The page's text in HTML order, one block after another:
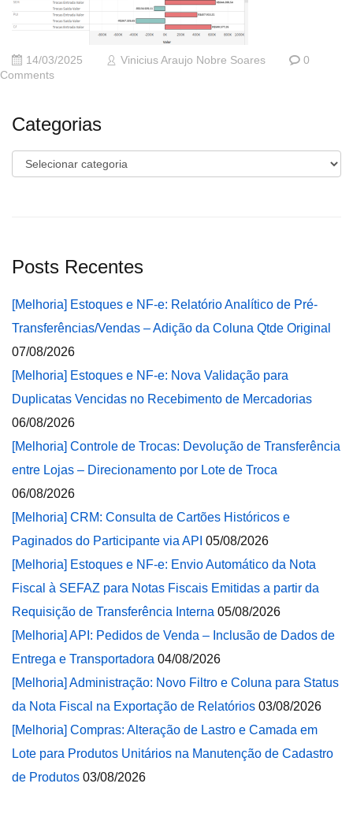
14/03/2025 Vinicius Araujo Nobre Soares
0
Comments
Categorias
Categorias
Posts Recentes
[Melhoria] Estoques e NF-e: Relatório Analítico de Pré-
Transferências/Vendas – Adição da Coluna Qtde Original
07/08/2026
[Melhoria] Estoques e NF-e: Nova Validação para
Duplicatas Vencidas no Recebimento de Mercadorias
06/08/2026
[Melhoria] Controle de Trocas: Devolução de Transferência
entre Lojas – Direcionamento por Lote de Troca
06/08/2026
[Melhoria] CRM: Consulta de Cartões Históricos e
Paginados do Participante via API 05/08/2026
[Melhoria] Estoques e NF-e: Envio Automático da Nota
Fiscal à SEFAZ para Notas Fiscais Emitidas a partir da
Requisição de Transferência Interna 05/08/2026
[Melhoria] API: Pedidos de Venda – Inclusão de Dados de
Entrega e Transportadora 04/08/2026
[Melhoria] Administração: Novo Filtro e Coluna para Status
da Nota Fiscal na Exportação de Relatórios 03/08/2026
[Melhoria] Compras: Alteração de Lastro e Camada em
Lote para Produtos Unitários na Manutenção de Cadastro
de Produtos 03/08/2026